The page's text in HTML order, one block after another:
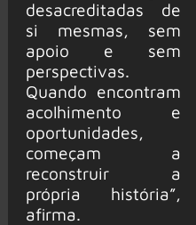
desacreditadas de
si mesmas, sem
apoio e sem
perspectivas.
Quando encontram
acolhimento e
oportunidades,
começam a
reconstruir a
própria história”,
afirma.